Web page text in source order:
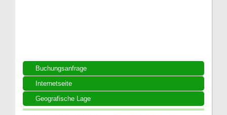
Buchungsanfrage
Internetseite
Geografische Lage